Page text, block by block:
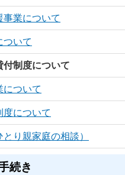
業について
ついて
付制度について
について
度について
り親家庭の相談）
続き